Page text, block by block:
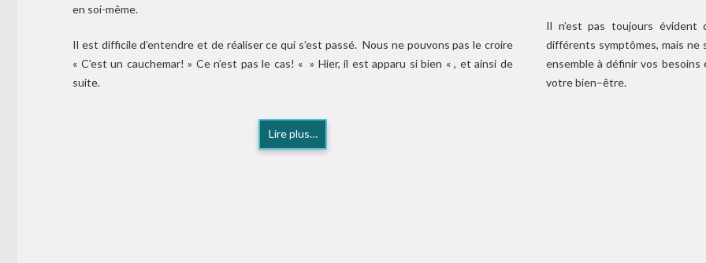
en soi-même.
Il est difficile d’entendre et de réaliser ce qui s’est passé. Nous ne pouvons pas le croire
« C’est un cauchemar! » Ce n’est pas le cas! « » Hier, il est apparu si bien « , et ainsi de
suite.
Lire plus…
Il n’est pas toujours évident
différents symptômes, mais ne
ensemble à définir vos
votre bien–être.